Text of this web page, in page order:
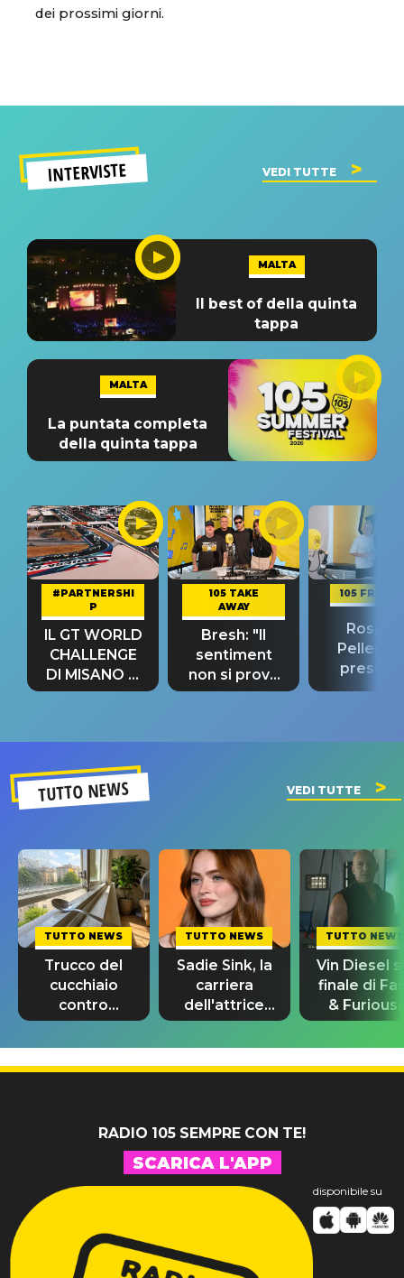
dei prossimi giorni.
INTERVISTE VEDI TUTTE
MALTA
Il best of della quinta
tappa
MALTA
La puntata completa
della quinta tappa
#PARTNERSHI
P
IL GT WORLD
CHALLENGE
DI MISANO si
riconferma
105 TAKE
AWAY
Bresh: "Il
sentiment
non si prova
fino alla notte
105
Rosario
“Così
TUTTO NEWS VEDI TUTTE
TUTTO NEWS
Trucco del
cucchiaio
contro
l’umidità:
funziona
davvero?
TUTTO NEWS
Sadie Sink, la
carriera
dell'attrice
da Stranger
Things a
Spider-Man
TUTTO NEWS
Vin Diesel
finale di
& Furious:
“Sto
RADIO 105 SEMPRE CON TE!
SCARICA L'APP
disponibile su